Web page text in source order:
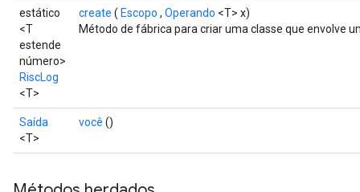
estático
<T
estende
número>
RiscLog
<T>
create ( Escopo , Operando <T> x)
Método de fábrica para criar uma classe que envolve
Saída
<T>
você ()